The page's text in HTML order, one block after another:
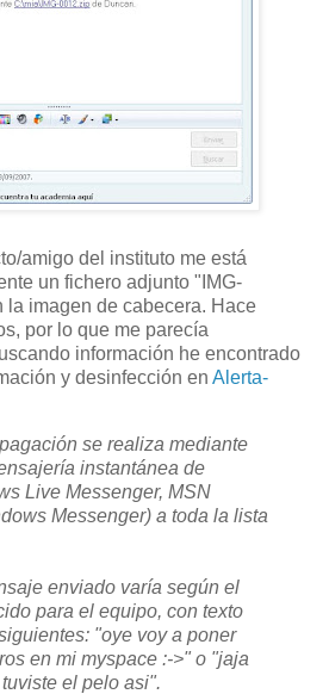
amigo del instituto me está
un fichero adjunto "IMG-
la imagen de cabecera. Hace
por lo que me parecía
información he encontrado
y desinfección en Alerta-
se realiza mediante
instantánea de
Live Messenger, MSN
Messenger) a toda la lista
enviado varía según el
para el equipo, con texto
"oye voy a poner
en mi myspace :->" o "jaja
el pelo asi".